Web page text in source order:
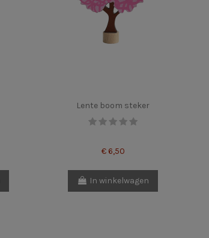
Lente boom steker
€ 6,50
In winkelwagen